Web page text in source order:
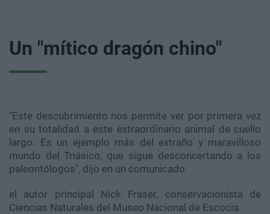
Un "mítico dragón chino"
"Este descubrimiento nos permite ver por primera vez
en su totalidad a este extraordinario animal de cuello
largo. Es un ejemplo más del extraño y maravilloso
mundo del Triásico, que sigue desconcertando a los
paleontólogos", dijo en un comunicado
el autor principal Nick Fraser, conservacionista de
Ciencias Naturales del Museo Nacional de Escocia.